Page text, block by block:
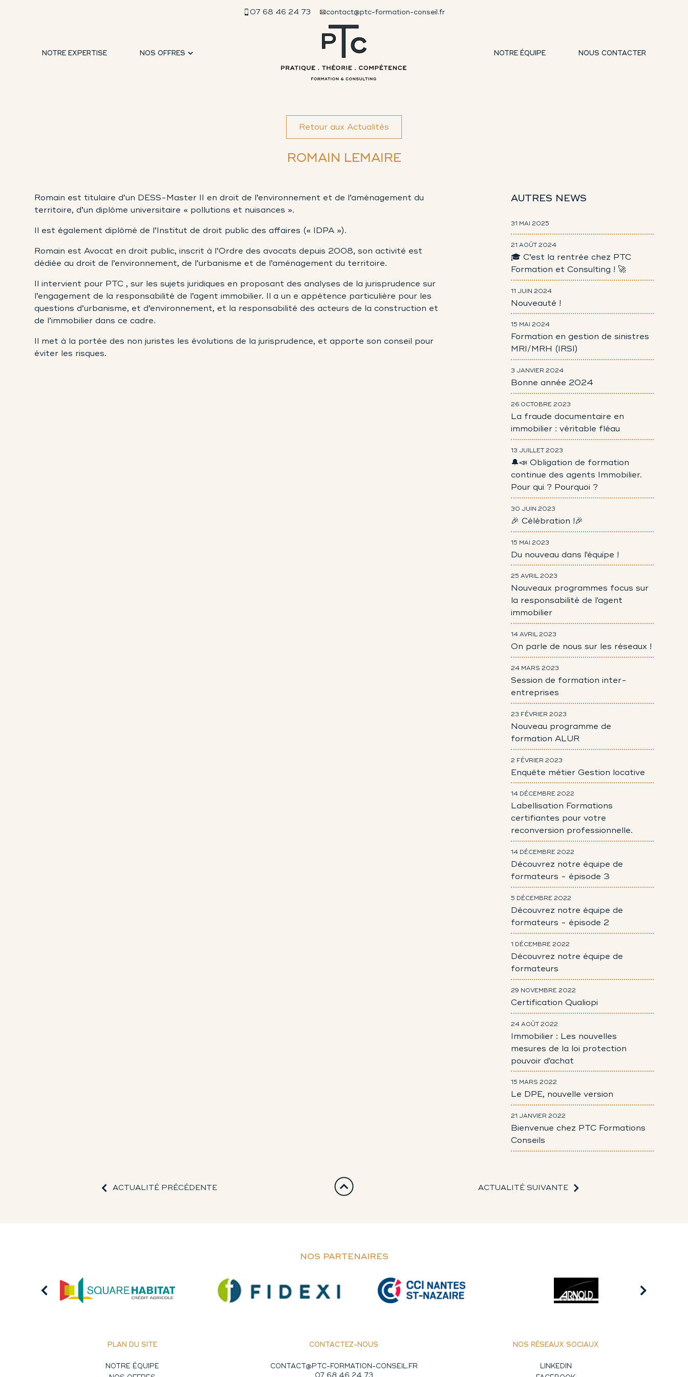
07 68 46 24 73 contact@ptc-formation-conseil.fr
NOTRE EXPERTISE NOS OFFRES NOTRE ÉQUIPE NOUS CONTACTER
Retour aux Actualités
ROMAIN LEMAIRE
Romain est titulaire d’un DESS-Master II en droit de l’environnement et de l’aménagement du
territoire, d’un diplôme universitaire « pollutions et nuisances ».
Il est également diplômé de l’Institut de droit public des affaires (« IDPA »).
Romain est Avocat en droit public, inscrit à l’Ordre des avocats depuis 2008, son activité est
dédiée au droit de l’environnement, de l’urbanisme et de l’aménagement du territoire.
Il intervient pour PTC , sur les sujets juridiques en proposant des analyses de la jurisprudence sur
l’engagement de la responsabilité de l’agent immobilier. Il a un e appétence particulière pour les
questions d’urbanisme, et d’environnement, et la responsabilité des acteurs de la construction et
de l’immobilier dans ce cadre.
Il met à la portée des non juristes les évolutions de la jurisprudence, et apporte son conseil pour
éviter les risques.
AUTRES NEWS
31 MAI 2025
21 AOÛT 2024
🎓 C’est la rentrée chez PTC
Formation et Consulting ! 🚀
11 JUIN 2024
Nouveauté !
15 MAI 2024
Formation en gestion de sinistres
MRI/MRH (IRSI)
3 JANVIER 2024
Bonne année 2024
26 OCTOBRE 2023
La fraude documentaire en
immobilier : véritable fléau
13 JUILLET 2023
🔔📣 Obligation de formation
continue des agents Immobilier.
Pour qui ? Pourquoi ?
30 JUIN 2023
🎉 Célébration !🎉
15 MAI 2023
Du nouveau dans l'équipe !
25 AVRIL 2023
Nouveaux programmes focus sur
la responsabilité de l'agent
immobilier
14 AVRIL 2023
On parle de nous sur les réseaux !
24 MARS 2023
Session de formation inter-
entreprises
23 FÉVRIER 2023
Nouveau programme de
formation ALUR
2 FÉVRIER 2023
Enquête métier Gestion locative
14 DÉCEMBRE 2022
Labellisation Formations
certifiantes pour votre
reconversion professionnelle.
14 DÉCEMBRE 2022
Découvrez notre équipe de
formateurs - épisode 3
5 DÉCEMBRE 2022
Découvrez notre équipe de
formateurs - épisode 2
1 DÉCEMBRE 2022
Découvrez notre équipe de
formateurs
29 NOVEMBRE 2022
Certification Qualiopi
24 AOÛT 2022
Immobilier : Les nouvelles
mesures de la loi protection
pouvoir d'achat
15 MARS 2022
Le DPE, nouvelle version
21 JANVIER 2022
Bienvenue chez PTC Formations
Conseils
ACTUALITÉ PRÉCÉDENTE ACTUALITÉ SUIVANTE
NOS PARTENAIRES
PLAN DU SITE
NOTRE ÉQUIPE
CONTACTEZ-NOUS
CONTACT@PTC-FORMATION-CONSEIL.FR
NOS RÉSEAUX SOCIAUX
LINKEDIN